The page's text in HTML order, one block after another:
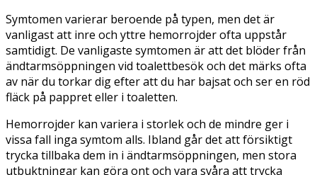
Symtomen varierar beroende på typen, men det är
vanligast att inre och yttre hemorrojder ofta uppstår
samtidigt. De vanligaste symtomen är att det blöder från
ändtarmsöppningen vid toalettbesök och det märks ofta
av när du torkar dig efter att du har bajsat och ser en röd
fläck på pappret eller i toaletten.
Hemorrojder kan variera i storlek och de mindre ger i
vissa fall inga symtom alls. Ibland går det att försiktigt
trycka tillbaka dem in i ändtarmsöppningen, men stora
utbuktningar kan göra ont och vara svåra att trycka